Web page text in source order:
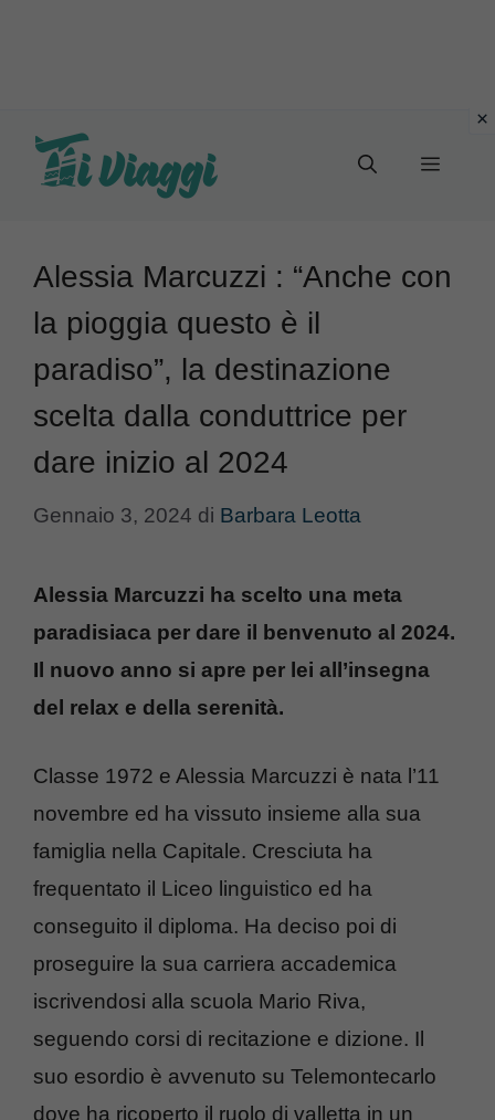
Menu
Alessia Marcuzzi : “Anche con
la pioggia questo è il
paradiso”, la destinazione
scelta dalla conduttrice per
dare inizio al 2024
Gennaio 3, 2024 di Barbara Leotta
Alessia Marcuzzi ha scelto una meta
paradisiaca per dare il benvenuto al 2024.
Il nuovo anno si apre per lei all’insegna
del relax e della serenità.
Classe 1972 e Alessia Marcuzzi è nata l’11
novembre ed ha vissuto insieme alla sua
famiglia nella Capitale. Cresciuta ha
frequentato il Liceo linguistico ed ha
conseguito il diploma. Ha deciso poi di
proseguire la sua carriera accademica
iscrivendosi alla scuola Mario Riva,
seguendo corsi di recitazione e dizione. Il
suo esordio è avvenuto su Telemontecarlo
dove ha ricoperto il ruolo di valletta in un